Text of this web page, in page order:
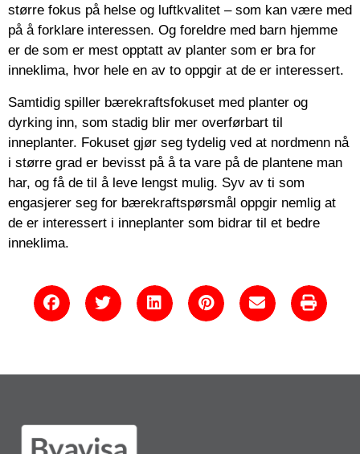
større fokus på helse og luftkvalitet – som kan være med
på å forklare interessen. Og foreldre med barn hjemme
er de som er mest opptatt av planter som er bra for
inneklima, hvor hele en av to oppgir at de er interessert.
Samtidig spiller bærekraftsfokuset med planter og
dyrking inn, som stadig blir mer overførbart til
inneplanter. Fokuset gjør seg tydelig ved at nordmenn nå
i større grad er bevisst på å ta vare på de plantene man
har, og få de til å leve lengst mulig. Syv av ti som
engasjerer seg for bærekraftspørsmål oppgir nemlig at
de er interessert i inneplanter som bidrar til et bedre
inneklima.